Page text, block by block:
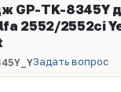
GP-TK-8345Y
2552/2552ci
Задать вопрос